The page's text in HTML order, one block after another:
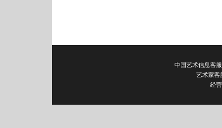
中国艺术信息客服
艺术家客
经